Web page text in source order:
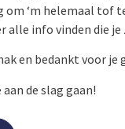
om ‘m helemaal tof
alle info vinden die je
en bedankt voor je
de slag gaan!